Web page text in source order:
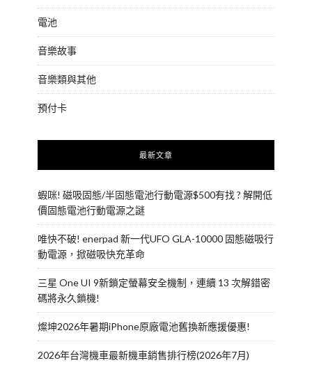
電池
音樂故事
音樂類與其他
預付卡
最新文章
蝦咪! 磁吸固態/半固態電池行動電源$500有找 ? 解開低
價固態電池行動電源之謎
唯快不破! enerpad 新一代UFO GLA-10000 固態磁吸行
動電源，掀磁吸快充革命
三星 One UI 9新鎖定螢幕安全機制，連續 13 次解錯密
碼將永久鎖機!
燦坤2026年暑期iPhone原廠電池舊換新應援優惠!
2026年台灣機車最新機車銷售排行榜(2026年7月)